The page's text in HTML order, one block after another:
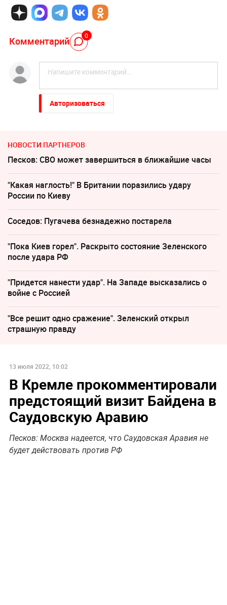
Комментарий 0
Авторизоваться
НОВОСТИ ПАРТНЕРОВ
Песков: СВО может завершиться в ближайшие часы
"Какая наглость!" В Британии поразились удару
России по Киеву
Соседов: Пугачева безнадежно постарела
"Пока Киев горел". Раскрыто состояние Зеленского
после удара РФ
"Придется нанести удар". На Западе высказались о
войне с Россией
"Все решит одно сражение". Зеленский открыл
страшную правду
13 июля 2022, 10:02
В Кремле прокомментировали
предстоящий визит Байдена в
Саудовскую Аравию
Песков: Москва надеется, что Саудовская Аравия не
будет действовать против РФ